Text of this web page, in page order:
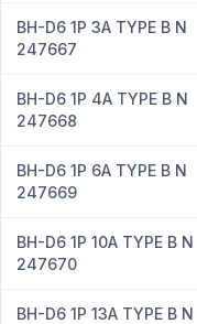
BH-D6 1P 3A TYPE B N
247667
BH-D6 1P 4A TYPE B N
247668
BH-D6 1P 6A TYPE B N
247669
BH-D6 1P 10A TYPE B N
247670
BH-D6 1P 13A TYPE B N